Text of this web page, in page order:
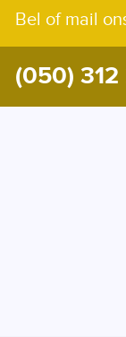
Bel of mail
(050)